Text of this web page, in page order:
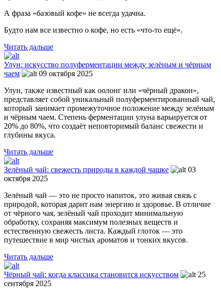
А фраза «базовый кофе» не всегда удачна.
Будто нам все известно о кофе, но есть «что-то ещё».
Читать дальше
Улун: искусство полуферментации между зелёным и чёрным
чаем
09 октября 2025
Улун, также известный как оолонг или «чёрный дракон»,
представляет собой уникальный полуферментированный чай,
который занимает промежуточное положение между зелёным
и чёрным чаем. Степень ферментации улуна варьируется от
20% до 80%, что создаёт неповторимый баланс свежести и
глубины вкуса.
Читать дальше
Зелёный чай: свежесть природы в каждой чашке
03
октября 2025
Зелёный чай — это не просто напиток, это живая связь с
природой, которая дарит нам энергию и здоровье. В отличие
от чёрного чая, зелёный чай проходит минимальную
обработку, сохраняя максимум полезных веществ и
естественную свежесть листа. Каждый глоток — это
путешествие в мир чистых ароматов и тонких вкусов.
Читать дальше
Чёрный чай: когда классика становится искусством
25
сентября 2025